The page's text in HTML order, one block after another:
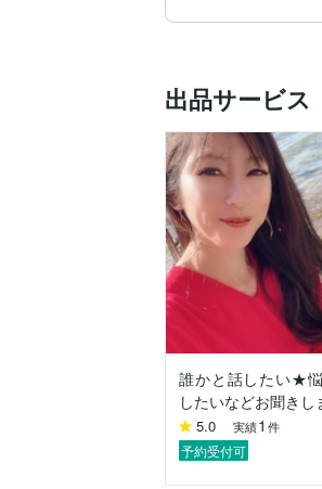
私は運営する中
エステティシャ
ットまで見える
恋愛相談も施術
★サロン開業
・今から開業し
・仕入れ先、価
・ペルソナ設定
・ターゲット層
開業についての
★スキンケアの
・敏感肌対策
・乾燥トラブル
出品サービス
誰かと話したい★
したいなどお聞きし
5.0 実績1 件
予約受付可